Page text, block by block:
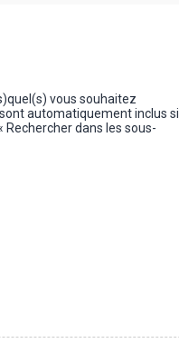
vous souhaitez
automatiquement inclus si
Rechercher dans les sous-